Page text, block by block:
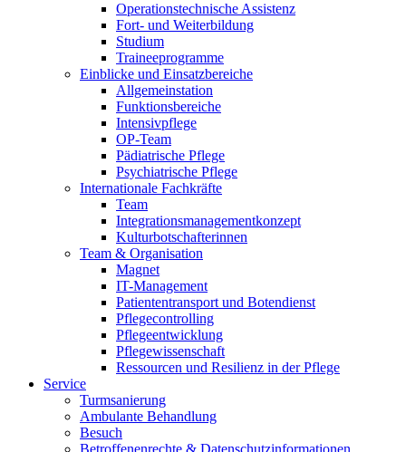
Operationstechnische Assistenz
Fort- und Weiterbildung
Studium
Traineeprogramme
Einblicke und Einsatzbereiche
Allgemeinstation
Funktionsbereiche
Intensivpflege
OP-Team
Pädiatrische Pflege
Psychiatrische Pflege
Internationale Fachkräfte
Team
Integrationsmanagementkonzept
Kulturbotschafterinnen
Team & Organisation
Magnet
IT-Management
Patiententransport und Botendienst
Pflegecontrolling
Pflegeentwicklung
Pflegewissenschaft
Ressourcen und Resilienz in der Pflege
Service
Turmsanierung
Ambulante Behandlung
Besuch